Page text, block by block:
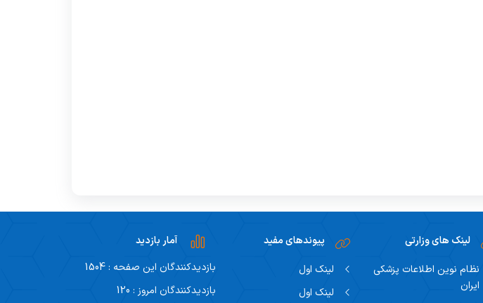
لینک های وزارتی
نظام نوین اطلاعات پزشکی
ایران
پیوندهای مفید
لینک اول
لینک اول
آمار بازدید
بازدیدکنندگان این صفحه : 1504
بازدیدکنندگان امروز : 120